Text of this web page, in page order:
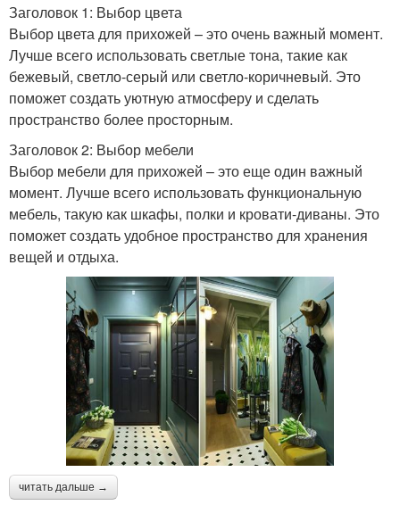
Заголовок 1: Выбор цвета
Выбор цвета для прихожей – это очень важный момент.
Лучше всего использовать светлые тона, такие как
бежевый, светло-серый или светло-коричневый. Это
поможет создать уютную атмосферу и сделать
пространство более просторным.
Заголовок 2: Выбор мебели
Выбор мебели для прихожей – это еще один важный
момент. Лучше всего использовать функциональную
мебель, такую как шкафы, полки и кровати-диваны. Это
поможет создать удобное пространство для хранения
вещей и отдыха.
читать дальше →